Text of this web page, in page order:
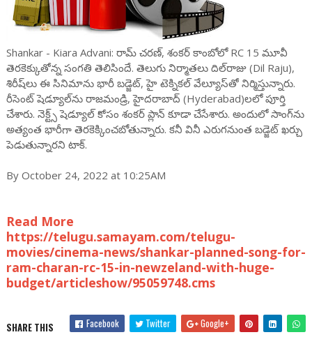
Shankar - Kiara Advani: రామ్ చరణ్, శంకర్ కాంబోలో RC 15 మూవీ
తెరకెక్కుతోన్న సంగతి తెలిసిందే. తెలుగు నిర్మాత‌లు దిల్‌రాజు (Dil Raju),
శిరీష్‌లు ఈ సినిమాను భారీ బ‌డ్జెట్‌, హై టెక్నిక‌ల్ వేల్యూస్‌తో నిర్మిస్తున్నారు.
రీసెంట్‌ షెడ్యూల్‌ను రాజ‌మండ్రి, హైద‌రాబాద్‌ (Hyderabad)ల‌లో పూర్తి
చేశారు. నెక్ట్స్ షెడ్యూల్ కోసం శంక‌ర్ ప్లాన్ కూడా చేసేశారు. అందులో సాంగ్‌ను
అత్యంత భారీగా తెరకెక్కించబోతున్నారు. కనీ వినీ ఎరుగనుంత బడ్జెట్ ఖర్చు
పెడుతున్నారని టాక్.
By October 24, 2022 at 10:25AM
Read More
https://telugu.samayam.com/telugu-
movies/cinema-news/shankar-planned-song-for-
ram-charan-rc-15-in-newzeland-with-huge-
budget/articleshow/95059748.cms
SHARE THIS Facebook Twitter Google+